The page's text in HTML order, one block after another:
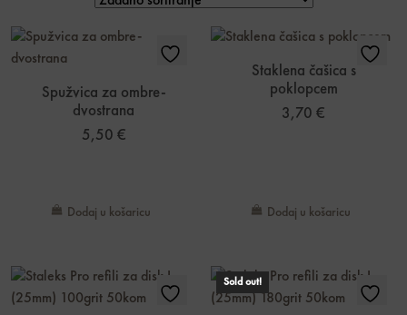
Spužvica za ombre-
dvostrana
5,50 €
Dodaj u košaricu
Staklena čašica s
poklopcem
3,70 €
Dodaj u košaricu
Sold out!